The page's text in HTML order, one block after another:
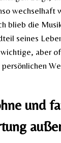
wechselhaft
blieb die
seines
aber
und